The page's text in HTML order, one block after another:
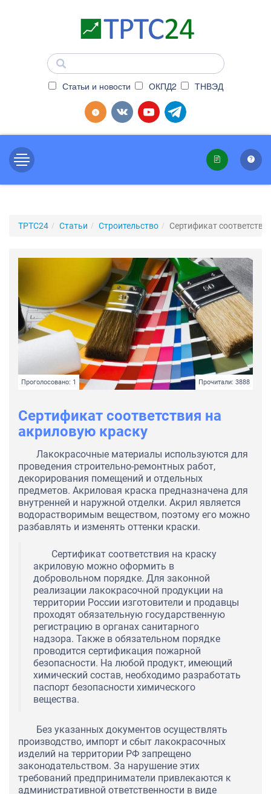
Статьи и новости ОКПД2 ТНВЭД
ТРТС24 Статьи Строительство Сертификат
Проголосовано: 1 Прочитали: 3888
Сертификат соответствия на
акриловую краску
Лакокрасочные материалы используются для
проведения строительно-ремонтных работ,
декорирования помещений и отдельных
предметов. Акриловая краска предназначена для
внутренней и наружной отделки. Акрил является
водорастворимым веществом, поэтому его можно
разбавлять и изменять оттенки краски.
Сертификат соответствия на краску
акриловую можно оформить в
добровольном порядке. Для законной
реализации лакокрасочной продукции на
территории России изготовители и продавцы
проходят обязательную государственную
регистрацию в органах санитарного
надзора. Также в обязательном порядке
проводится сертификация пожарной
безопасности. На любой продукт, имеющий
химический состав, необходимо разработать
паспорт безопасности химического
вещества.
Без указанных документов осуществлять
производство, импорт и сбыт лакокрасочных
изделий на территории РФ запрещено
законодательством. За нарушение этих
требований предприниматели привлекаются к
административной ответственности в виде